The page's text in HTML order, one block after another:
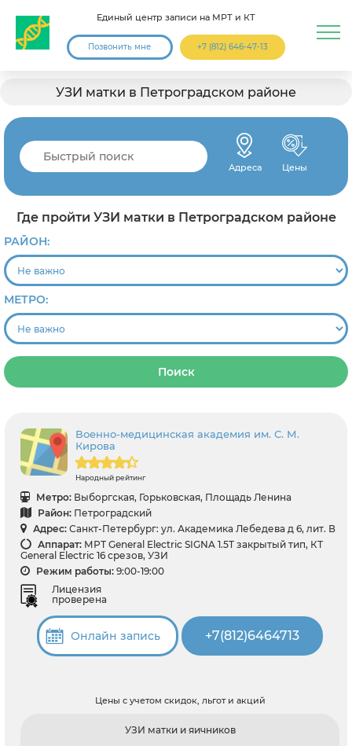
Единый центр записи на МРТ и КТ
Позвонить мне +7 (812) 646-47-13
УЗИ матки в Петроградском районе
Адреса Цены
Где пройти УЗИ матки в Петроградском районе
РАЙОН:
МЕТРО:
Поиск
Военно-медицинская академия им. С. М.
Кирова
Народный рейтинг
Метро: Выборгская, Горьковская, Площадь Ленина
Район: Петроградский
Адрес: Санкт-Петербург: ул. Академика Лебедева д 6, лит. В
Аппарат: МРТ General Electric SIGNA 1.5T закрытый тип, КТ
General Electric 16 срезов, УЗИ
Режим работы: 9:00-19:00
Лицензия
проверена
Онлайн запись +7(812)6464713
Цены с учетом скидок, льгот и акций
УЗИ матки и яичников